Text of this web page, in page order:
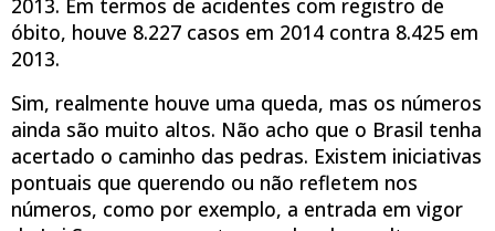
2013. Em termos de acidentes com registro de
óbito, houve 8.227 casos em 2014 contra 8.425 em
2013.
Sim, realmente houve uma queda, mas os números
ainda são muito altos. Não acho que o Brasil tenha
acertado o caminho das pedras. Existem iniciativas
pontuais que querendo ou não refletem nos
números, como por exemplo, a entrada em vigor